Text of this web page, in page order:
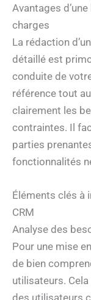
Avantages
charges
La rédaction
détaillé est
conduite de
référence tout
clairement les
contraintes. Il
parties
fonctionnalités
Éléments clés à
CRM
Analyse des
Pour une mise
de bien
utilisateurs.